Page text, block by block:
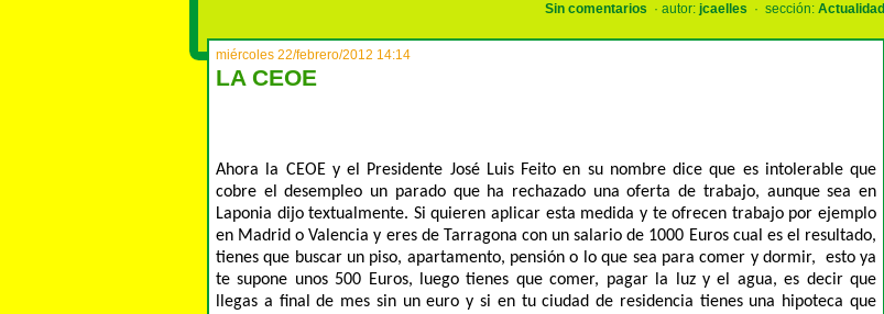
Sin comentarios · autor: jcaelles · sección: Actualidad
miércoles 22/febrero/2012 14:14
LA CEOE
Ahora la CEOE y el Presidente José Luis Feito en su nombre dice que es intolerable que
cobre el desempleo un parado que ha rechazado una oferta de trabajo, aunque sea en
Laponia dijo textualmente. Si quieren aplicar esta medida y te ofrecen trabajo por ejemplo
en Madrid o Valencia y eres de Tarragona con un salario de 1000 Euros cual es el resultado,
tienes que buscar un piso, apartamento, pensión o lo que sea para comer y dormir,
esto ya
te supone unos 500 Euros, luego tienes que comer, pagar la luz y el agua, es decir que
llegas a final de mes sin un euro y si en tu ciudad de residencia tienes una hipoteca que